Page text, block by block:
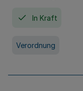
In Kraft
Verordnung